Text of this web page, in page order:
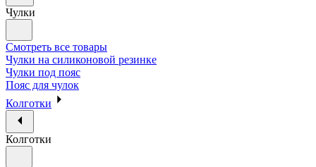
Чулки
Смотреть все товары
Чулки на силиконовой резинке
Чулки под пояс
Пояс для чулок
Колготки
Колготки